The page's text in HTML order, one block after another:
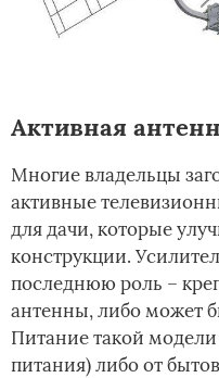
Активная
Многие владельцы
активные
для дачи, которые
конструкции.
последнюю роль –
антенны, либо может
Питание такой модели
питания) либо от